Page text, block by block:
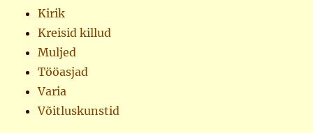
Kirik
Kreisid killud
Muljed
Tööasjad
Varia
Võitluskunstid